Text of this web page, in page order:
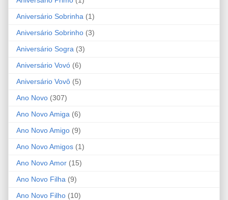
Aniversário Sobrinha (1)
Aniversário Sobrinho (3)
Aniversário Sogra (3)
Aniversário Vovó (6)
Aniversário Vovô (5)
Ano Novo (307)
Ano Novo Amiga (6)
Ano Novo Amigo (9)
Ano Novo Amigos (1)
Ano Novo Amor (15)
Ano Novo Filha (9)
Ano Novo Filho (10)